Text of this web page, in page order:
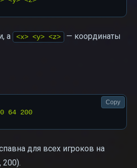
а <x> <y> <z>
— координаты
Copy
для всех игроков на
200).